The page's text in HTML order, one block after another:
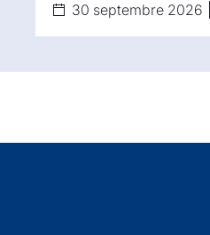
30 septembre 2026